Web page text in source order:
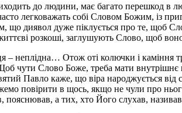
до людини, має багато перешкод в
легковажать собі Словом Божим, із
що диявол дуже піклується про те, щоб
розкоші, заглушують Слово, щоб
неплідна… Отож оті колючки і каміння
чути Слово Боже, треба мати
Павло каже, що віра народжується
повірити в щось, якщо не чули про
пояснював, а тих, хто Його слухав,